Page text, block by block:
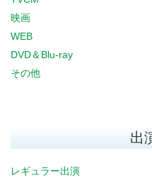
映画
WEB
DVD＆Blu-ray
その他
出
レギュラー出演